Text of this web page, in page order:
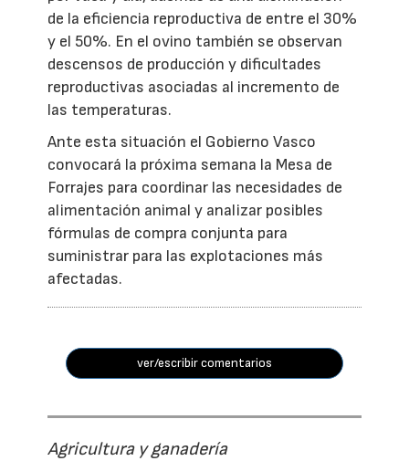
de la eficiencia reproductiva de entre el 30%
y el 50%. En el ovino también se observan
descensos de producción y dificultades
reproductivas asociadas al incremento de
las temperaturas.
Ante esta situación el Gobierno Vasco
convocará la próxima semana la Mesa de
Forrajes para coordinar las necesidades de
alimentación animal y analizar posibles
fórmulas de compra conjunta para
suministrar para las explotaciones más
afectadas.
ver/escribir comentarios
Agricultura y ganadería